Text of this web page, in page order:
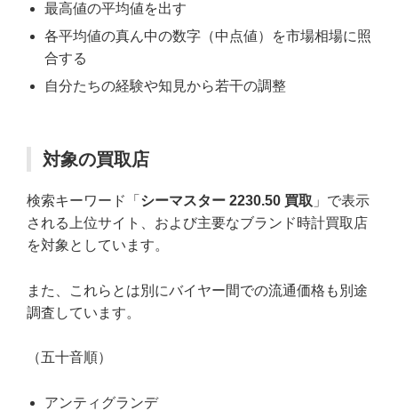
最高値の平均値を出す
各平均値の真ん中の数字（中点値）を市場相場に照
合する
自分たちの経験や知見から若干の調整
対象の買取店
検索キーワード「 シーマスター 2230.50 買取 」で表示
される上位サイト、および主要なブランド時計買取店
を対象としています。
また、これらとは別にバイヤー間での流通価格も別途
調査しています。
（五十音順）
アンティグランデ